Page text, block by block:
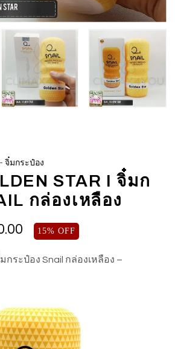
-จิ๋มกระป๋อง
STAR I จิ๋มก
กล่องเหลือง
15% OFF
กระป๋อง Snail กล่องเหลือง –